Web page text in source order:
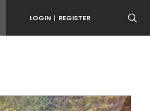
LOGIN | REGISTER